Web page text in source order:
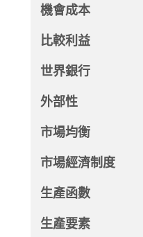
機會成本
比較利益
世界銀行
外部性
市場均衡
市場經濟制度
生產函數
生產要素